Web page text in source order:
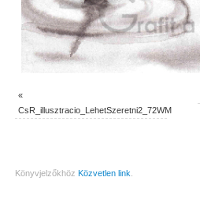
«
CsR_illusztracio_LehetSzeretni2_72WM
Könyvjelzőkhöz Közvetlen link